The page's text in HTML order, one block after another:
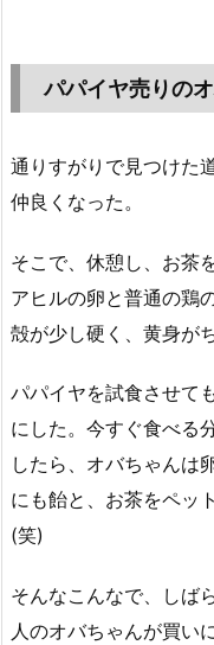
パパイヤ売りの
通りすがりで見つけた
仲良くなった。
そこで、休憩し、お茶
アヒルの卵と普通の鶏
殻が少し硬く、黄身が
パパイヤを試食させて
にした。今すぐ食べる
したら、オバちゃんは
にも飴と、お茶をペッ
(笑)
そんなこんなで、しば
人のオバちゃんが買い